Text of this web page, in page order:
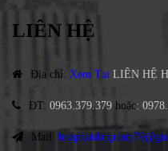
LIÊN HỆ
Địa chỉ: Xem Tại LIÊN HỆ
ĐT: 0963.379.379 hoặc:
Mail: